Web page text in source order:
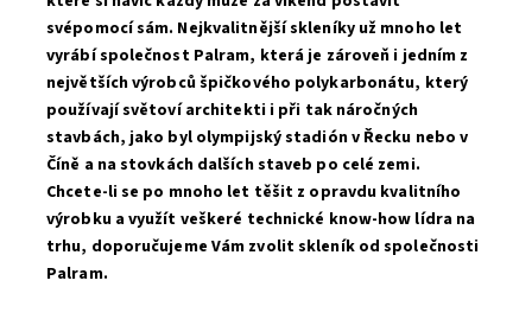
svépomocí sám. Nejkvalitnější skleníky už mnoho let
vyrábí společnost Palram, která je zároveň i jedním z
největších výrobců špičkového polykarbonátu, který
používají světoví architekti i při tak náročných
stavbách, jako byl olympijský stadión v Řecku nebo v
Číně a na stovkách dalších staveb po celé zemi.
Chcete-li se po mnoho let těšit z opravdu kvalitního
výrobku a využít veškeré technické know-how lídra na
trhu, doporučujeme Vám zvolit skleník od společnosti
Palram.